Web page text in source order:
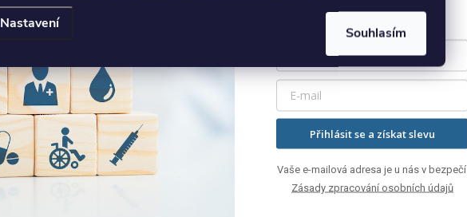
Nastavení
Souhlasím
Přihlásit se a získat slevu
Vaše e-mailová adresa je u nás v bezpečí.
Zásady zpracování osobních údajů